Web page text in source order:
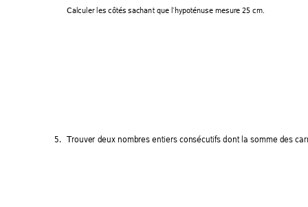
Calculer les côtés sachant que l’hypoténuse mesure 25 cm.
5. Trouver deux nombres entiers consécutifs dont la somme des